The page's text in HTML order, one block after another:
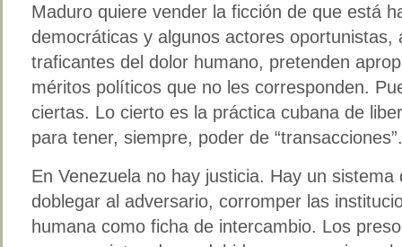
Maduro quiere vender la ficción de que está
democráticas y algunos actores oportunistas,
traficantes del dolor humano, pretenden
méritos políticos que no les corresponden.
ciertas. Lo cierto es la práctica cubana de
para tener, siempre, poder de “transacciones”.
En Venezuela no hay justicia. Hay un
doblegar al adversario, corromper las
humana como ficha de intercambio. Los